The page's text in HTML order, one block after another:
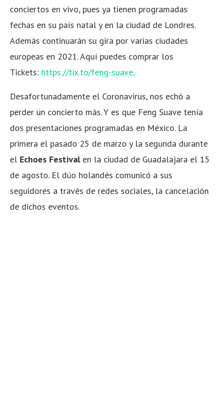
conciertos en vivo, pues ya tienen programadas
fechas en su país natal y en la ciudad de Londres.
Además continuarán su gira por varias ciudades
europeas en 2021. Aquí puedes comprar los
Tickets: https://tix.to/feng-suave.
Desafortunadamente el Coronavirus, nos echó a
perder un concierto más. Y es que Feng Suave tenía
dos presentaciones programadas en México. La
primera el pasado 25 de marzo y la segunda durante
el Echoes Festivalen la ciudad de Guadalajara el 15
de agosto. El dúo holandés comunicó a sus
seguidores a través de redes sociales, la cancelación
de dichos eventos.